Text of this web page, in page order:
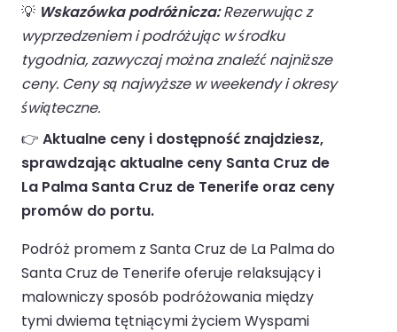
💡 Wskazówka podróżnicza:Rezerwując z
wyprzedzeniem i podróżując w środku
tygodnia, zazwyczaj można znaleźć najniższe
ceny. Ceny są najwyższe w weekendy i okresy
świąteczne.
👉 Aktualne ceny i dostępność znajdziesz,
sprawdzając aktualne ceny Santa Cruz de
La Palma Santa Cruz de Tenerife oraz ceny
promów do portu.
Podróż promem z Santa Cruz de La Palma do
Santa Cruz de Tenerife oferuje relaksujący i
malowniczy sposób podróżowania między
tymi dwiema tętniącymi życiem Wyspami